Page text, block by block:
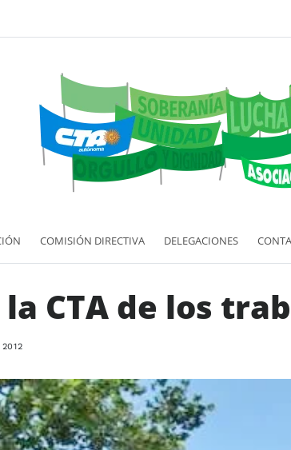
COMISIÓN DIRECTIVA DELEGACIONES
la CTA de los